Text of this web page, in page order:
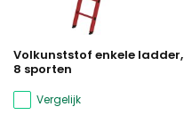
Volkunststof enkele ladder,
8 sporten
Vergelijk